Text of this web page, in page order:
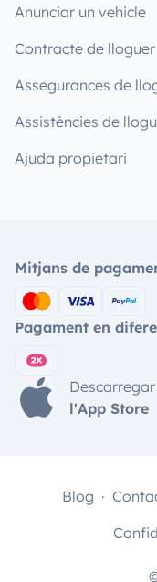
Anunciar un vehicle
Contracte de lloguer
Assegurances de
Assistències de
Ajuda propietari
Mitjans de
Pagament en
l'App Store
Blog